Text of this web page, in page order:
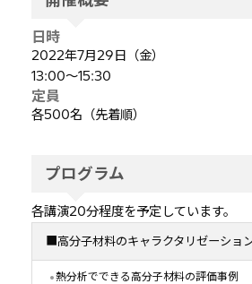
日時
2022年7月29日（金）
13:00～15:30
定員
各500名（先着順）
プログラム
各講演20分程度を予定しています。
■高分子材料のキャラクタリゼーシ
熱分析でできる高分子材料の評価事例